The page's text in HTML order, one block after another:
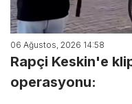
06 Ağustos, 2026 14:58
Rapçi Keskin'e
operasyonu: